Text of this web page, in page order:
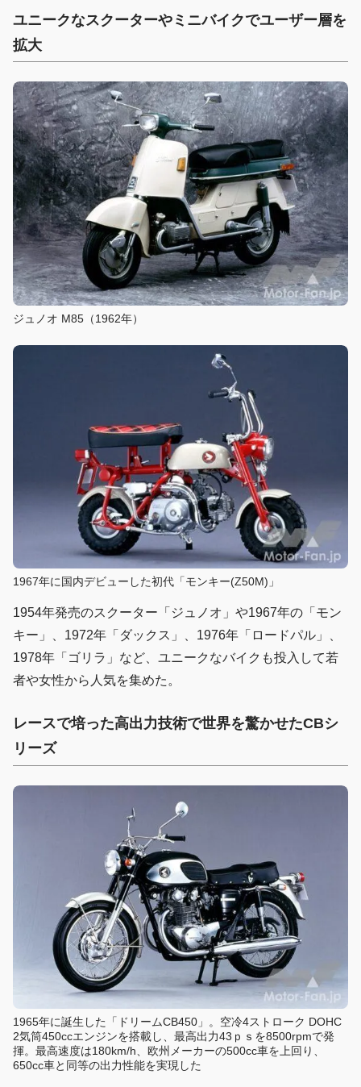
ユニークなスクーターやミニバイクでユーザー層を
拡大
ジュノオ M85（1962年）
1967年に国内デビューした初代「モンキー(Z50M)」
1954年発売のスクーター「ジュノオ」や1967年の「モン
キー」、1972年「ダックス」、1976年「ロードパル」、
1978年「ゴリラ」など、ユニークなバイクも投入して若
者や女性から人気を集めた。
レースで培った高出力技術で世界を驚かせたCBシ
リーズ
1965年に誕生した「ドリームCB450」。空冷4ストローク DOHC
2気筒450ccエンジンを搭載し、最高出力43ｐｓを8500rpmで発
揮。最高速度は180km/h、欧州メーカーの500cc車を上回り、
650cc車と同等の出力性能を実現した